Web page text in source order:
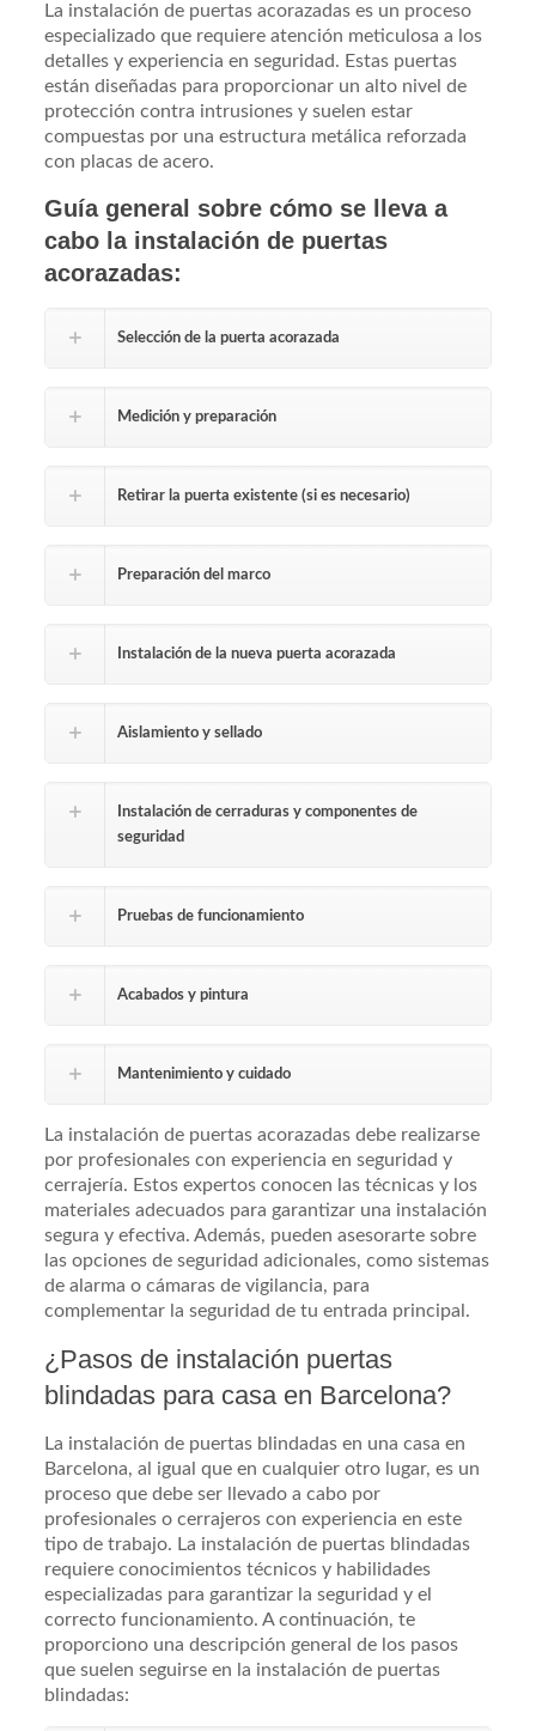
La instalación de puertas acorazadas es un proceso
especializado que requiere atención meticulosa a los
detalles y experiencia en seguridad. Estas puertas
están diseñadas para proporcionar un alto nivel de
protección contra intrusiones y suelen estar
compuestas por una estructura metálica reforzada
con placas de acero.
Guía general sobre cómo se lleva a
cabo la instalación de puertas
acorazadas:
Selección de la puerta acorazada
Medición y preparación
Retirar la puerta existente (si es necesario)
Preparación del marco
Instalación de la nueva puerta acorazada
Aislamiento y sellado
Instalación de cerraduras y componentes de
seguridad
Pruebas de funcionamiento
Acabados y pintura
Mantenimiento y cuidado
La instalación de puertas acorazadas debe realizarse
por profesionales con experiencia en seguridad y
cerrajería. Estos expertos conocen las técnicas y los
materiales adecuados para garantizar una instalación
segura y efectiva. Además, pueden asesorarte sobre
las opciones de seguridad adicionales, como sistemas
de alarma o cámaras de vigilancia, para
complementar la seguridad de tu entrada principal.
¿Pasos de instalación puertas
blindadas para casa en Barcelona?
La instalación de puertas blindadas en una casa en
Barcelona, al igual que en cualquier otro lugar, es un
proceso que debe ser llevado a cabo por
profesionales o cerrajeros con experiencia en este
tipo de trabajo. La instalación de puertas blindadas
requiere conocimientos técnicos y habilidades
especializadas para garantizar la seguridad y el
correcto funcionamiento. A continuación, te
proporciono una descripción general de los pasos
que suelen seguirse en la instalación de puertas
blindadas: